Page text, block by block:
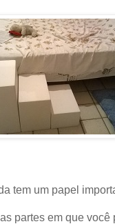
tem um papel
partes em que você